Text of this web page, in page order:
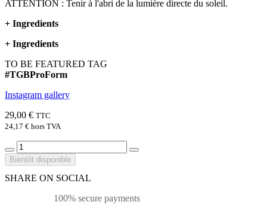
ATTENTION : Tenir à l'abri de la lumière directe du soleil.
+ Ingredients
+ Ingredients
TO BE FEATURED TAG
#TGBProForm
Instagram gallery
29,00 € TTC
24,17 € hors TVA
Bientôt disponible
SHARE ON SOCIAL
100% secure payments